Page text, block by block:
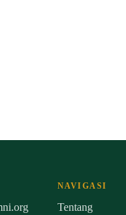
NAVIGASI
Tentang